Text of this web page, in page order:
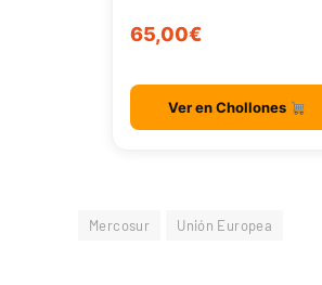
65,00€
Ver en Chollones
Mercosur Unión Europea